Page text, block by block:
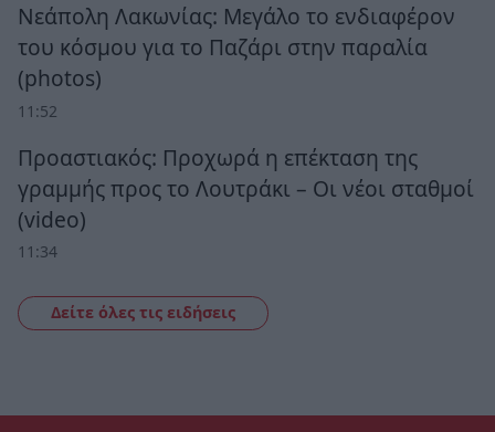
Νεάπολη Λακωνίας: Μεγάλο το ενδιαφέρον
του κόσμου για το Παζάρι στην παραλία
(photos)
11:52
Προαστιακός: Προχωρά η επέκταση της
γραμμής προς το Λουτράκι – Οι νέοι σταθμοί
(video)
11:34
Δείτε όλες τις ειδήσεις